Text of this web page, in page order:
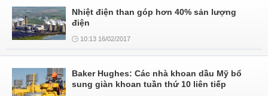
Nhiệt điện than góp hơn 40% sản lượng
điện
10:13 16/02/2017
Baker Hughes: Các nhà khoan dầu Mỹ bổ
sung giàn khoan tuần thứ 10 liên tiếp